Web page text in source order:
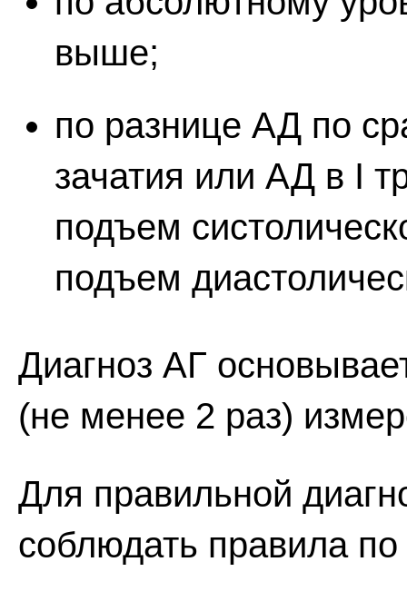
выше;
по разнице АД по
зачатия или АД в I
подъем
подъем
Диагноз АГ
(не менее 2 раз)
Для правильной
соблюдать правила